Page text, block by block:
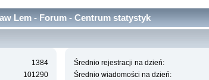
Lem - Forum - Centrum statystyk
1384
101290
Średnio rejestracji na dzień:
Średnio wiadomości na dzień: